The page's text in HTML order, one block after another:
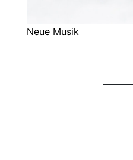
Neue Musik